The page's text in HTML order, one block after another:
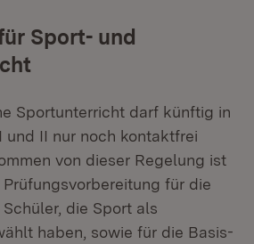
Sport- und
Sportunterricht darf künftig in
und II nur noch kontaktfrei
von dieser Regelung ist
für die
die Sport als
haben, sowie für die Basis-